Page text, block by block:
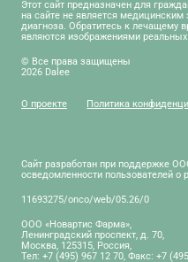
Этот сайт предназначен для
на сайте не является
диагноза. Обратитесь к лечащему
являются изображениями реальных
© Все права защищены
2026 Dalee
О проекте Политика
Сайт разработан при поддержке
осведомленности пользователей о
11693275/onco/web/05.26/0
ООО «Новартис Фарма»,
Ленинградский проспект, д. 70,
Москва, 125315, Россия,
Тел: +7 (495) 967 12 70, Факс: +7